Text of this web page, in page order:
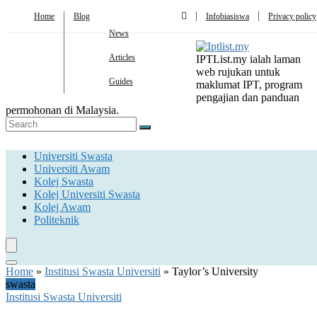
Home
Blog
News
Articles
Guides
Infobiasiswa Privacy policy
IPTList.my ialah laman
web rujukan untuk
maklumat IPT, program
pengajian dan panduan
permohonan di Malaysia.
Universiti Swasta
Universiti Awam
Kolej Swasta
Kolej Universiti Swasta
Kolej Awam
Politeknik
Home » Institusi Swasta Universiti » Taylor’s University
swasta
Institusi Swasta Universiti